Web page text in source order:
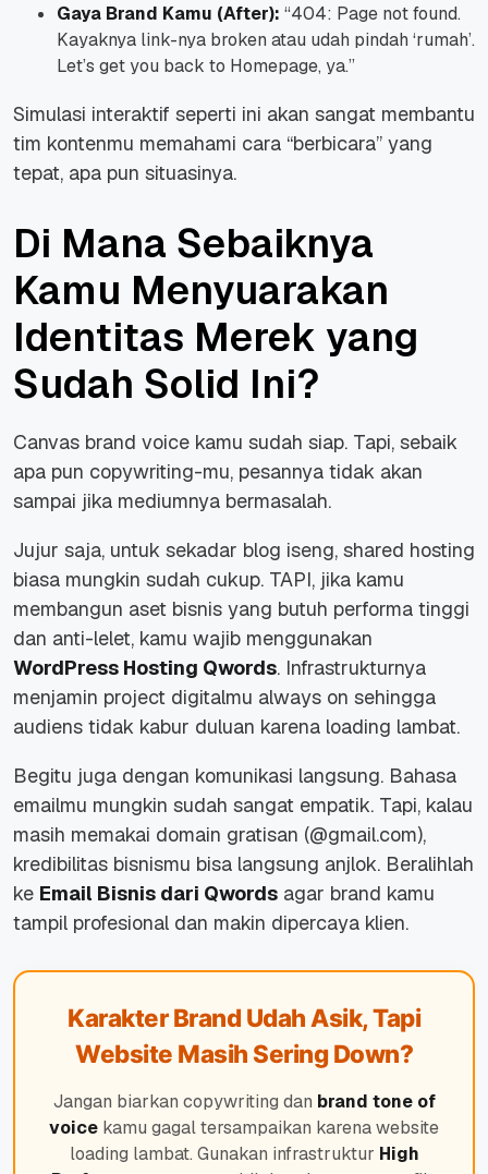
Gaya Brand Kamu (After): “404: Page not found.
Kayaknya link-nya broken atau udah pindah ‘rumah’.
Let’s get you back to Homepage, ya.”
Simulasi interaktif seperti ini akan sangat membantu
tim kontenmu memahami cara “berbicara” yang
tepat, apa pun situasinya.
Di Mana Sebaiknya
Kamu Menyuarakan
Identitas Merek yang
Sudah Solid Ini?
Canvas brand voice kamu sudah siap. Tapi, sebaik
apa pun copywriting-mu, pesannya tidak akan
sampai jika mediumnya bermasalah.
Jujur saja, untuk sekadar blog iseng, shared hosting
biasa mungkin sudah cukup. TAPI, jika kamu
membangun aset bisnis yang butuh performa tinggi
dan anti-lelet, kamu wajib menggunakan
WordPress Hosting Qwords. Infrastrukturnya
menjamin project digitalmu always on sehingga
audiens tidak kabur duluan karena loading lambat.
Begitu juga dengan komunikasi langsung. Bahasa
emailmu mungkin sudah sangat empatik. Tapi, kalau
masih memakai domain gratisan (@gmail.com),
kredibilitas bisnismu bisa langsung anjlok. Beralihlah
ke Email Bisnis dari Qwords agar brand kamu
tampil profesional dan makin dipercaya klien.
Karakter Brand Udah Asik, Tapi
Website Masih Sering Down?
Jangan biarkan copywriting dan brand tone of
voice kamu gagal tersampaikan karena website
loading lambat. Gunakan infrastruktur High